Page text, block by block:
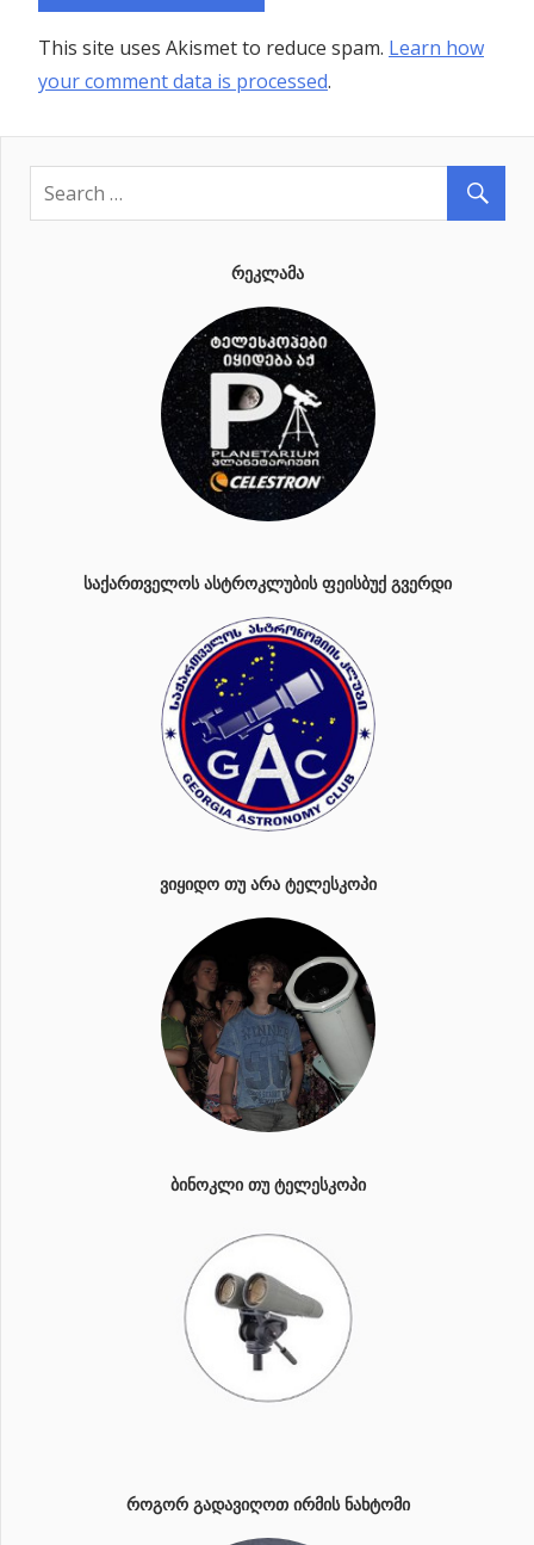
This site uses Akismet to reduce spam. Learn how
your comment data is processed.
ᲠᲔᲙᲚᲐᲛᲐ
ᲡᲐᲥᲐᲠᲗᲕᲔᲚᲝᲡ ᲐᲡᲢᲠᲝᲙᲚᲣᲑᲘᲡ ᲤᲔᲘᲡᲑᲣᲥ ᲒᲕᲔᲠᲓᲘ
ᲕᲘᲧᲘᲓᲝ ᲗᲣ ᲐᲠᲐ ᲢᲔᲚᲔᲡᲙᲝᲞᲘ
ᲑᲘᲜᲝᲙᲚᲘ ᲗᲣ ᲢᲔᲚᲔᲡᲙᲝᲞᲘ
ᲠᲝᲒᲝᲠ ᲒᲐᲓᲐᲕᲘᲦᲝᲗ ᲘᲠᲛᲘᲡ ᲜᲐᲮᲢᲝᲛᲘ